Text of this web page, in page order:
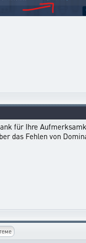
für Ihre
das Fehlen von